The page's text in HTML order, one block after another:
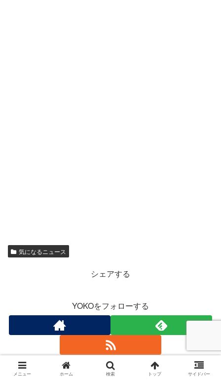
気になるニュース
シェアする
YOKOをフォローする
メニュー ホーム 検索 トップ サイドバー